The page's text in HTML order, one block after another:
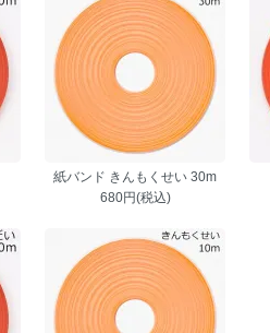
紙バンド きんもくせい 30m
680円(税込)